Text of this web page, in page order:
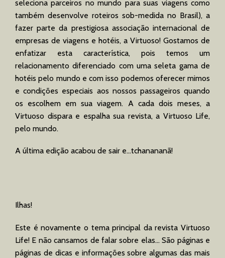
seleciona parceiros no mundo para suas viagens como
também desenvolve roteiros sob-medida no Brasil), a
fazer parte da prestigiosa associação internacional de
empresas de viagens e hotéis, a Virtuoso! Gostamos de
enfatizar esta característica, pois temos um
relacionamento diferenciado com uma seleta gama de
hotéis pelo mundo e com isso podemos oferecer mimos
e condições especiais aos nossos passageiros quando
os escolhem em sua viagem. A cada dois meses, a
Virtuoso dispara e espalha sua revista, a Virtuoso Life,
pelo mundo.
A última edição acabou de sair e…tchanananã!
Ilhas!
Este é novamente o tema principal da revista Virtuoso
Life! E não cansamos de falar sobre elas… São páginas e
páginas de dicas e informações sobre algumas das mais